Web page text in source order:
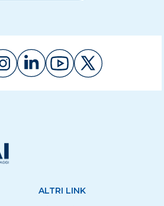
ALTRI LINK